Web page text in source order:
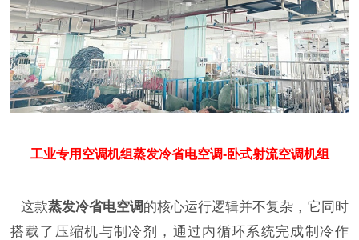
工业专用空调机组蒸发冷省电空调-卧式射流空调机组
这款蒸发冷省电空调的核心运行逻辑并不复杂，它同时
搭载了压缩机与制冷剂，通过内循环系统完成制冷作